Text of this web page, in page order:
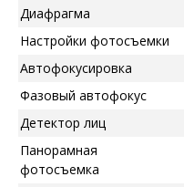
Диафрагма
Настройки фотосъемки
Автофокусировка
Фазовый автофокус
Детектор лиц
Панорамная
фотосъемка